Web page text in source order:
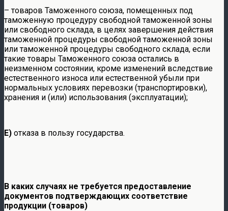
– товаров Таможенного союза, помещенных под
таможенную процедуру свободной таможенной зоны
или свободного склада, в целях завершения действия
таможенной процедуры свободной таможенной зоны
или таможенной процедуры свободного склада, если
такие товары Таможенного союза остались в
неизменном состоянии, кроме изменений вследствие
естественного износа или естественной убыли при
нормальных условиях перевозки (транспортировки),
хранения и (или) использования (эксплуатации);
Е) отказа в пользу государства.
В каких случаях не требуется предоставление
документов подтверждающих соответствие
продукции (товаров)